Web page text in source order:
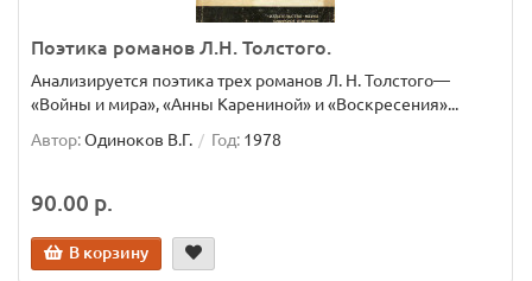
Поэтика романов Л.Н. Толстого.
Анализируется поэтика трех романов Л. Н. Толстого—
«Войны и мира», «Анны Карениной» и «Воскресения»...
Автор:Одиноков В.Г. Год: 1978
90.00 р.
В корзину